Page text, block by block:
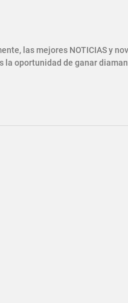
las mejores NOTICIAS y
la oportunidad de ganar